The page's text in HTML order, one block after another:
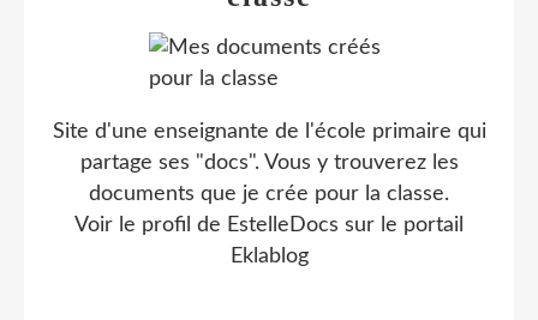
Site d'une enseignante de l'école primaire qui
partage ses "docs". Vous y trouverez les
documents que je crée pour la classe.
Voir le profil de EstelleDocs sur le portail
Eklablog